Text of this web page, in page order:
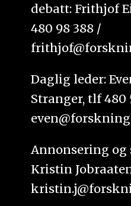
debatt: Frithjof
480 98 388 /
Daglig leder:
Stranger, tlf 480
Annonsering
Kristin